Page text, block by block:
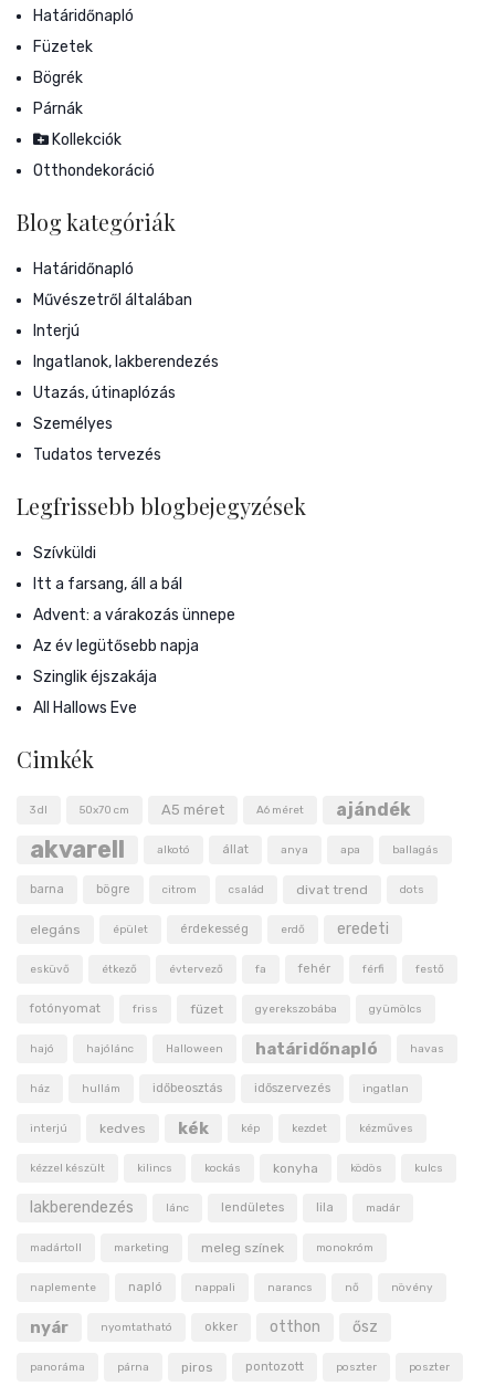
Határidőnapló
Füzetek
Bögrék
Párnák
Kollekciók
Otthondekoráció
Blog kategóriák
Határidőnapló
Művészetről általában
Interjú
Ingatlanok, lakberendezés
Utazás, útinaplózás
Személyes
Tudatos tervezés
Legfrissebb blogbejegyzések
Szívküldi
Itt a farsang, áll a bál
Advent: a várakozás ünnepe
Az év legütősebb napja
Szinglik éjszakája
All Hallows Eve
Cimkék
3 dl 50x70 cm A5 méret A6 méret ajándék
akvarell alkotó állat anya apa ballagás
barna bögre citrom család divat trend dots
elegáns épület érdekesség erdő eredeti
esküvő étkező évtervező fa fehér férfi festő
fotónyomat friss füzet gyerekszobába gyümölcs
hajó hajólánc Halloween határidőnapló havas
ház hullám időbeosztás időszervezés ingatlan
interjú kedves kék kép kezdet kézműves
kézzel készült kilincs kockás konyha ködös kulcs
lakberendezés lánc lendületes lila madár
madártoll marketing meleg színek monokróm
naplemente napló nappali narancs nő növény
nyár nyomtatható okker otthon ősz
panoráma párna piros pontozott poszter poszter